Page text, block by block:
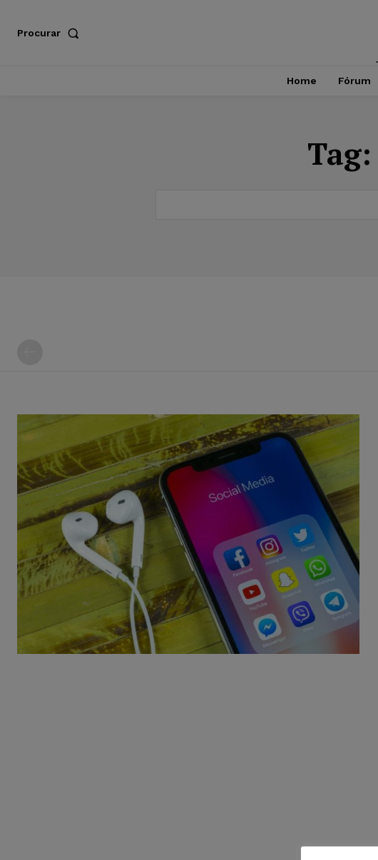
Procurar
Home Fórum
Tag: